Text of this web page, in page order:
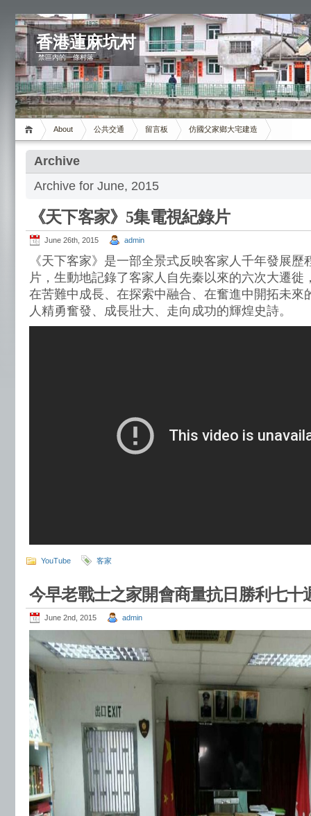
香港蓮麻坑村
禁區內的一條村落
About 公共交通 留言板 仿國父家鄉大宅建造
Archive
Archive for June, 2015
《天下客家》5集電視紀錄片
June 26th, 2015 admin
《天下客家》是一部全景式反映客家人千年發展
片，生動地記錄了客家人自先秦以來的六次大遷徙
在苦難中成長、在探索中融合、在奮進中開拓未來
人精勇奮發、成長壯大、走向成功的輝煌史詩。
YouTube 客家
今早老戰士之家開會商量抗日勝利七十
June 2nd, 2015 admin